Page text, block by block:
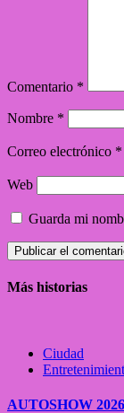
Comentario *
Nombre *
Correo electrónico *
Web
Guarda mi
Más historias
Ciudad
AUTOSHOW